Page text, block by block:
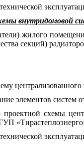
внутридомовой
жилого
секций)
элементов систем
схемы